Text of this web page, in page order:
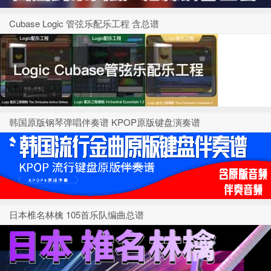
Cubase Logic 管弦乐配乐工程 含总谱
韩国原版钢琴弹唱伴奏谱 KPOP原版键盘演奏谱
日本椎名林檎 105首乐队编曲总谱